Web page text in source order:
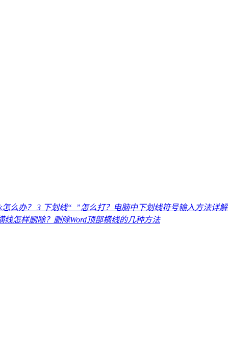
么办？ 3 下划线“_”怎么打？电脑中下划线符号输入方法详解
线怎样删除？删除Word顶部横线的几种方法